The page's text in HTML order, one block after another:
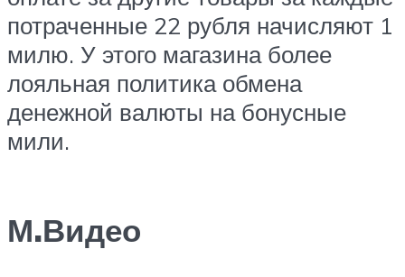
потраченные 22 рубля начисляют 1
милю. У этого магазина более
лояльная политика обмена
денежной валюты на бонусные
мили.
М.Видео